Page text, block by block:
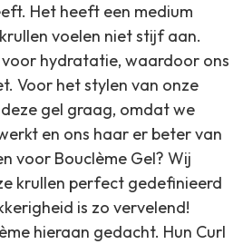
Het heeft een medium
voelen niet stijf aan.
hydratatie, waardoor ons
Voor het stylen van onze
gel graag, omdat we
en ons haar er beter van
voor Bouclème Gel? Wij
krullen perfect gedefinieerd
is zo vervelend!
hieraan gedacht. Hun Curl